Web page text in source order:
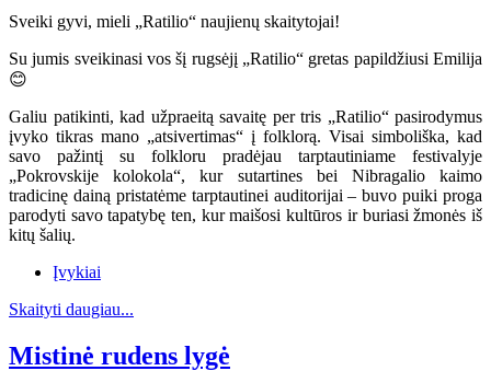
Sveiki gyvi, mieli „Ratilio“ naujienų skaitytojai!
Su jumis sveikinasi vos šį rugsėjį „Ratilio“ gretas papildžiusi Emilija
😊
Galiu patikinti, kad užpraeitą savaitę per tris „Ratilio“ pasirodymus
įvyko tikras mano „atsivertimas“ į folklorą. Visai simboliška, kad
savo pažintį su folkloru pradėjau tarptautiniame festivalyje
„Pokrovskije kolokola“, kur sutartines bei Nibragalio kaimo
tradicinę dainą pristatėme tarptautinei auditorijai – buvo puiki proga
parodyti savo tapatybę ten, kur maišosi kultūros ir buriasi žmonės iš
kitų šalių.
Įvykiai
Skaityti daugiau...
Mistinė rudens lygė